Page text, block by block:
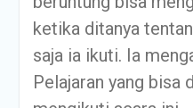
ketika ditanya
saja ia ikuti. Ia
Pelajaran yang bisa